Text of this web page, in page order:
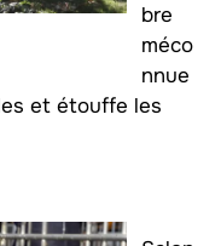
bre
méco
nnue
et étouffe les